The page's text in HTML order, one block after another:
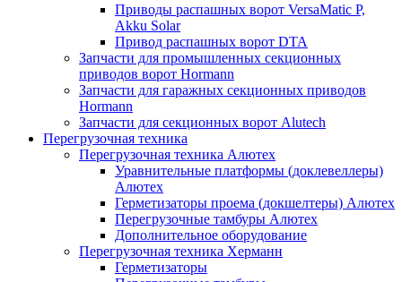
Приводы распашных ворот VersaMatic P,
Akku Solar
Привод распашных ворот DTA
Запчасти для промышленных секционных
приводов ворот Hormann
Запчасти для гаражных секционных приводов
Hormann
Запчасти для секционных ворот Alutech
Перегрузочная техника
Перегрузочная техника Алютех
Уравнительные платформы (доклевеллеры)
Алютех
Герметизаторы проема (докшелтеры) Алютех
Перегрузочные тамбуры Алютех
Дополнительное оборудование
Перегрузочная техника Херманн
Герметизаторы